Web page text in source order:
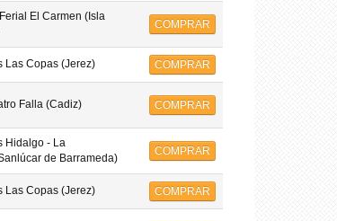
El Carmen (Isla
COMPRAR
Las Copas (Jerez) COMPRAR
Falla (Cadiz) COMPRAR
Hidalgo - La
de Barrameda)
COMPRAR
Las Copas (Jerez) COMPRAR